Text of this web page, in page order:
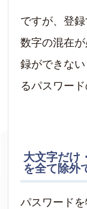
ですが、登
数字の混在
録ができな
るパスワー
大文字だけ
を全て除外
パスワード